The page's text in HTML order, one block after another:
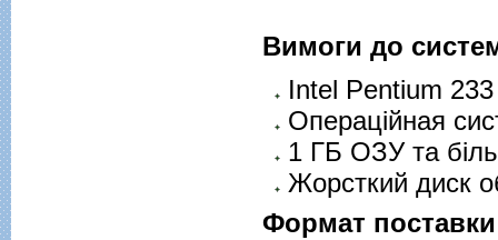
Вимоги до
Intel Pentium
Операційная
1 ГБ ОЗУ та
Жорсткий диск
Формат